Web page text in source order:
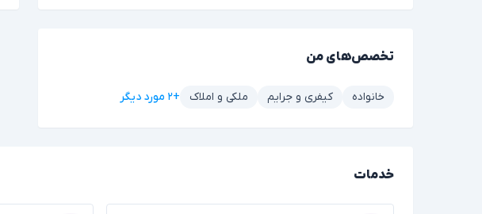
تخصص‌های من
خانواده کیفری و جرایم ملکی و املاک +۲ مورد دیگر
خدمات